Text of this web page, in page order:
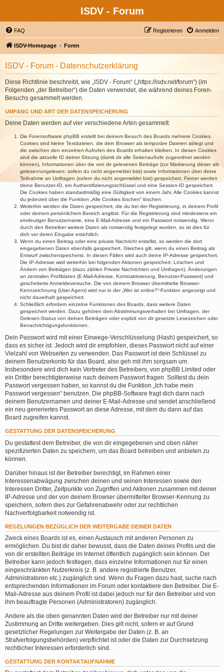
ISDV - Forum
FAQ Anmelden
Registrieren
ISDV-Homepage Foren
ISDV - Forum - Datenschutzerklärung
Diese Richtlinie beschreibt, wie „ISDV - Forum“ („https://isdv.net/forum“) (im
Folgenden „der Betreiber“) die Daten verwendet, die während deines Foren-
Besuchs gesammelt werden.
UMFANG UND ART DER DATENSPEICHERUNG
Deine Daten werden auf vier verschiedene Arten gesammelt:
Die Forensoftware phpBB erstellt bei deinem Besuch des Boards mehrere Cookies.
Cookies sind kleine Textdateien, die dein Browser als temporäre Dateien ablegt und
die zwischen den einzelnen Aufrufen des Boards erhalten bleiben. In diesen Cookies
sind die aktuelle ID deiner Sitzung (damit dir alle Seitenaufrufe zugeordnet werden
können), Informationen über die von dir gelesenen Beiträge (zur Markierung dieser als
gelesen/ungelesen; sofern du nicht angemeldet bist) sowie Informationen über deine
Teilnahme an Umfragen (sofern du nicht angemeldet bist) gespeichert. Ferner werden
deine Benutzer-ID, ein Authentifizierungsschlüssel und eine Session-ID gespeichert.
Die Cookies haben standardmäßig eine Gültigkeit von einem Jahr. Alle Cookies kannst
du jederzeit über die Funktion „Alle Cookies löschen“ löschen.
Weiterhin werden die Daten gespeichert, die du bei der Registrierung, in deinem Profil
oder deinem persönlichem Bereich angibst. Für die Registrierung sind mindestens ein
eindeutiger Benutzername, eine E-Mail-Adresse und ein Passwort notwendig. Wenn
durch den Betreiber weitere Daten als notwendig festgelegt wurden, so ist dies für
dich vor deren Eingabe ersichtlich.
Wenn du einen Beitrag oder eine private Nachricht erstellst, so werden die dort
eingegebenen Daten ebenfalls gespeichert. Gleiches gilt, wenn du einen Beitrag als
Entwurf zwischenspeicherst. In diesen Fällen wird auch deine IP-Adresse gespeichert.
Die IP-Adresse wird weiterhin bei folgenden Aktionen gespeichert: Löschen und
Ändern von Beiträgen (dazu zählen Private Nachrichten und Umfragen), Änderungen
an zentralen Profildaten (E-Mail-Adresse, Kontoaktivierung, Benutzer-Passwort) und
gescheiterte Anmeldeversuche. Die von deinem Browser übermittelte Browser-
Kennzeichnung (User Agent) wird nur in der „Wer ist online?“-Funktion angezeigt und
nicht dauerhaft gespeichert.
Schließlich erfordern einzelne Funktionen des Boards, dass weitere Daten
gespeichert werden. Dazu gehören dein Abstimmungsverhalten bei Umfragen, der
Gelesen-Status von deinen Beiträgen oder explizit von dir gesetzte Lesezeichen oder
Benachrichtigungsfunktionen.
Dein Passwort wird mit einer Einwege-Verschlüsselung (Hash) gespeichert, so
dass es sicher ist. Jedoch wird dir empfohlen, dieses Passwort nicht auf einer
Vielzahl von Webseiten zu verwenden. Das Passwort ist dein Schlüssel zu
deinem Benutzerkonto für das Board, also geh mit ihm sorgsam um.
Insbesondere wird dich kein Vertreter des Betreibers, von phpBB Limited oder
ein Dritter berechtigterweise nach deinem Passwort fragen. Solltest du dein
Passwort vergessen haben, so kannst du die Funktion „Ich habe mein
Passwort vergessen“ benutzen. Die phpBB-Software fragt dich dann nach
deinem Benutzernamen und deiner E-Mail-Adresse und sendet anschließend
ein neu generiertes Passwort an diese Adresse, mit dem du dann auf das
Board zugreifen kannst.
GESTATTUNG DER DATENSPEICHERUNG
Du gestattest dem Betreiber, die von dir eingegebenen und oben näher
spezifizierten Daten zu speichern, um das Board betreiben und anbieten zu
können.
Darüber hinaus ist der Betreiber berechtigt, im Rahmen einer
Interessenabwägung zwischen deinen und seinen Interessen sowie den
Interessen Dritter, Zeitpunkte von Zugriffen und Aktionen zusammen mit deiner
IP-Adresse und der von deinem Browser übermittelter Browser-Kennung zu
speichern, sofern dies zur Gefahrenabwehr oder zur rechtlichen
Nachverfolgbarkeit notwendig ist.
REGELUNGEN BEZÜGLICH DER WEITERGABE DEINER DATEN
Zweck eines Boards ist es, einen Austausch mit anderen Personen zu
ermöglichen. Du bist dir daher bewusst, dass die Daten deines Profils und die
von dir erstellten Beiträge im Internet öffentlich zugänglich sein können. Der
Betreiber kann jedoch festlegen, dass einzelne Informationen nur für einen
eingeschränkten Nutzerkreis (z. B. andere registrierte Benutzer,
Administratoren etc.) zugänglich sind. Wenn du Fragen dazu hast, suche nach
entsprechenden Informationen im Forum oder kontaktiere den Betreiber. Die E-
Mail-Adresse aus deinem Profil ist dabei jedoch nur für den Betreiber und von
ihm beauftragte Personen (Administratoren) zugänglich.
Andere als die oben genannten Daten wird der Betreiber nur mit deiner
Zustimmung an Dritte weitergeben. Dies gilt nicht, sofern er auf Grund
gesetzlicher Regelungen zur Weitergabe der Daten (z. B. an
Strafverfolgungsbehörden) verpflichtet ist oder die Daten zur Durchsetzung
rechtlicher Interessen erforderlich sind.
GESTATTUNG DER KONTAKTAUFNAHME